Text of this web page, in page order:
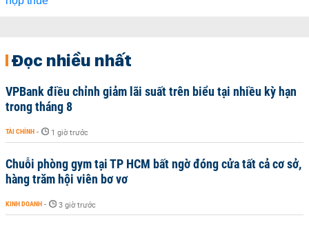
Đọc nhiều nhất
VPBank điều chỉnh giảm lãi suất trên biểu tại nhiều kỳ hạn
trong tháng 8
TÀI CHÍNH - 1 giờ trước
Chuỗi phòng gym tại TP HCM bất ngờ đóng cửa tất cả cơ sở,
hàng trăm hội viên bơ vơ
KINH DOANH - 3 giờ trước